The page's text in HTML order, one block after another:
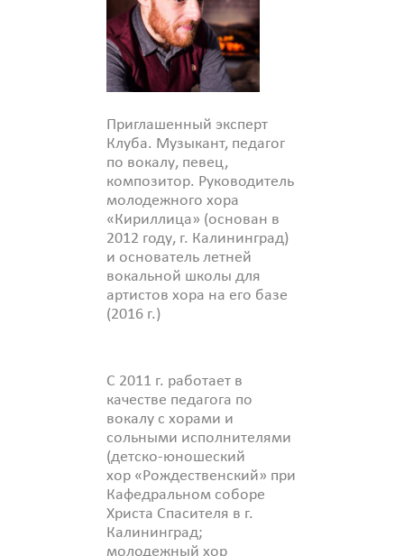
Приглашенный эксперт
Клуба. Музыкант, педагог
по вокалу, певец,
композитор. Руководитель
молодежного хора
«Кириллица» (основан в
2012 году, г. Калининград)
и основатель летней
вокальной школы для
артистов хора на его базе
(2016 г.)
С 2011 г. работает в
качестве педагога по
вокалу с хорами и
сольными исполнителями
(детско-юношеский
хор «Рождественский» при
Кафедральном соборе
Христа Спасителя в г.
Калининград;
молодежный хор